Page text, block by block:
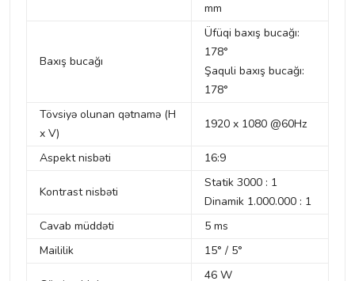
mm
Baxış bucağı
Üfüqi baxış bucağı:
178°
Şaquli baxış bucağı:
178°
Tövsiyə olunan qətnamə (H
x V)
1920 x 1080 @60Hz
Aspekt nisbəti 16:9
Kontrast nisbəti
Statik 3000 : 1
Dinamik 1.000.000 : 1
Cavab müddəti
5 ms
Maililik
15° / 5°
46 W